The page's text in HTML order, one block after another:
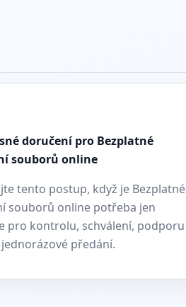
doručení pro Bezplatné
souborů online
tento postup, když je Bezplatné
souborů online potřeba jen
pro kontrolu, schválení, podporu
předání.